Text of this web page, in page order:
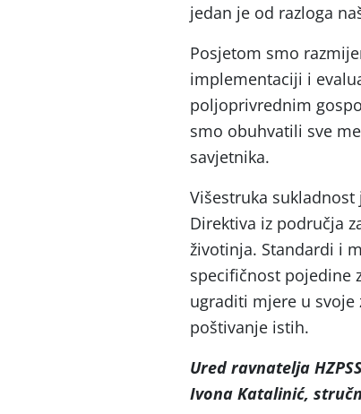
jedan je od razloga
Posjetom smo
implementaciji i
poljoprivrednim
smo obuhvatili sve
savjetnika.
Višestruka
Direktiva iz područja
životinja. Standardi i
specifičnost pojedine
ugraditi mjere u
poštivanje istih.
Ured ravnatelja
Ivona Katalinić,